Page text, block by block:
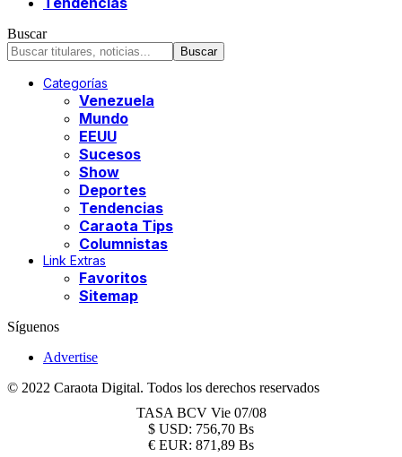
Buscar
Categorías
Venezuela
Mundo
EEUU
Sucesos
Show
Deportes
Tendencias
Caraota Tips
Columnistas
Link Extras
Favoritos
Sitemap
Síguenos
Advertise
© 2022 Caraota Digital. Todos los derechos reservados
TASA BCV Vie 07/08
$ USD: 756,70 Bs
€ EUR: 871,89 Bs